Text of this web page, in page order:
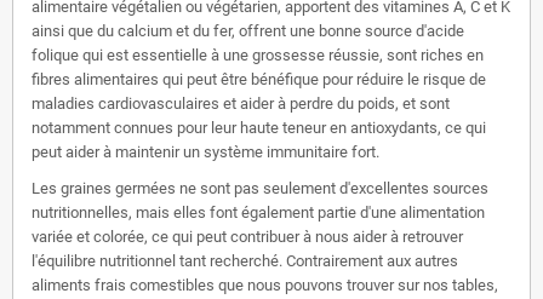
alimentaire végétalien ou végétarien, apportent des vitamines A, C et K
ainsi que du calcium et du fer, offrent une bonne source d'acide
folique qui est essentielle à une grossesse réussie, sont riches en
fibres alimentaires qui peut être bénéfique pour réduire le risque de
maladies cardiovasculaires et aider à perdre du poids, et sont
notamment connues pour leur haute teneur en antioxydants, ce qui
peut aider à maintenir un système immunitaire fort.
Les graines germées ne sont pas seulement d'excellentes sources
nutritionnelles, mais elles font également partie d'une alimentation
variée et colorée, ce qui peut contribuer à nous aider à retrouver
l'équilibre nutritionnel tant recherché. Contrairement aux autres
aliments frais comestibles que nous pouvons trouver sur nos tables,